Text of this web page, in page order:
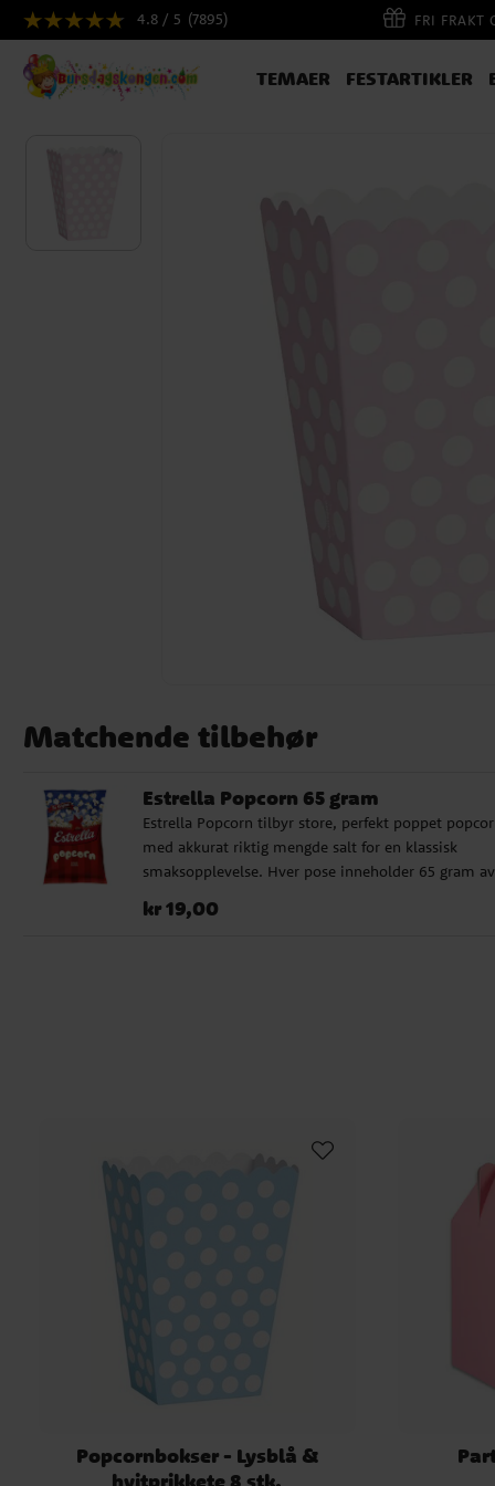
4.8 / 5 (7895) FRI FRAKT
TEMAER FESTARTIKLER
Matchende tilbehør
Estrella Popcorn 65 gram
Estrella Popcorn tilbyr store, perfekt poppet
med akkurat riktig mengde salt for en klassisk
smaksopplevelse. Hver pose inneholder 65 gram av
solsikkeolje, vegetabilsk olje, salt. Salt 3,5 %.
Pris:kr 19,00
kr 19,00
Popcornbokser - Lysblå &
hvitprikkete 8 stk.